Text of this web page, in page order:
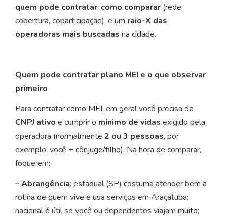
quem pode contratar, como comparar (rede,
cobertura, coparticipação), e um raio-X das
operadoras mais buscadas na cidade.
Quem pode contratar plano MEI e o que observar
primeiro
Para contratar como MEI, em geral você precisa de
CNPJ ativo e cumprir o mínimo de vidas exigido pela
operadora (normalmente 2 ou 3 pessoas, por
exemplo, você + cônjuge/filho). Na hora de comparar,
foque em:
– Abrangência: estadual (SP) costuma atender bem a
rotina de quem vive e usa serviços em Araçatuba;
nacional é útil se você ou dependentes viajam muito;